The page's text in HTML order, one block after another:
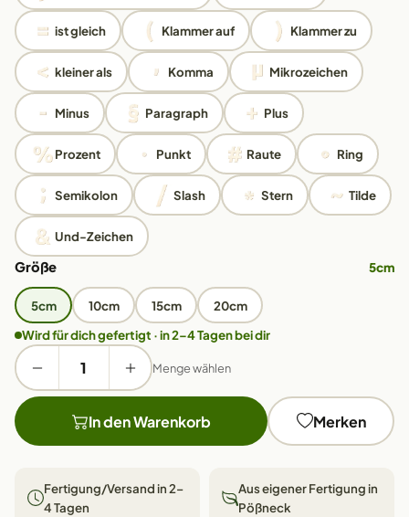
ist gleich Klammer auf Klammer zu
kleiner als Komma Mikrozeichen
Minus Paragraph Plus
Prozent Punkt Raute Ring
Semikolon Slash Stern Tilde
Und-Zeichen
Größe 5cm
5cm 10cm 15cm
20cm
Wird für dich gefertigt · in 2–4 Tagen bei dir
Menge wählen
In den Warenkorb Merken
Fertigung/Versand in 2–
4 Tagen
Aus eigener Fertigung in
Pößneck